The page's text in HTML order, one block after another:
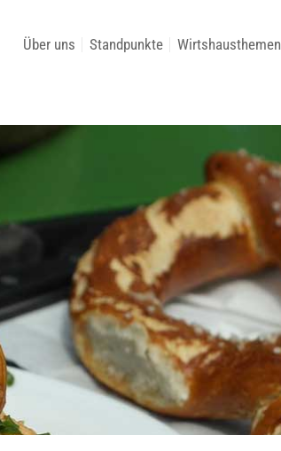
Über uns Standpunkte Wirtshausthemen